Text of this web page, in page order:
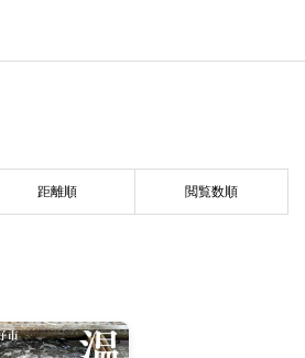
距離順 閲覧数順